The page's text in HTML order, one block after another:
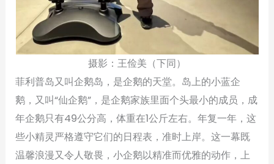
摄影：王俭美（下同）
菲利普岛又叫企鹅岛，是企鹅的天堂。岛上的小蓝企
鹅，又叫“仙企鹅”，是企鹅家族里面个头最小的成员，成
年企鹅只有49公分高，体重在1公斤左右。年复一年，这
些小精灵严格遵守它们的日程表，准时上岸。这一幕既
温馨浪漫又令人敬畏，小企鹅以精准而优雅的动作，上